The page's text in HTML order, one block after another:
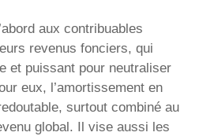
aux contribuables
revenus fonciers, qui
et puissant pour neutraliser
eux, l’amortissement en
surtout combiné au
global. Il vise aussi les